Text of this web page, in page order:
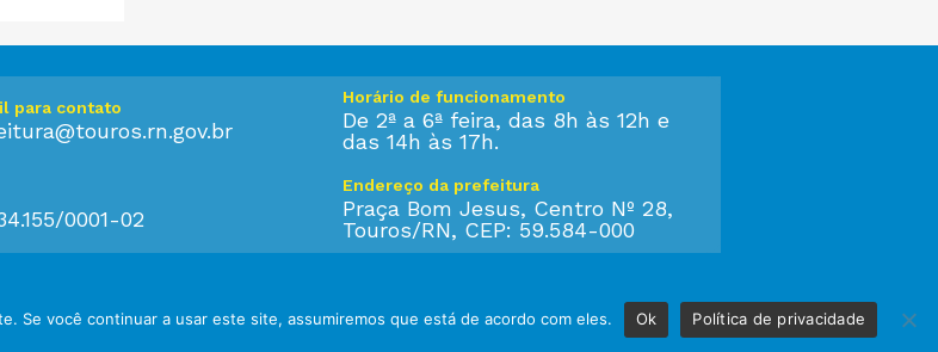
para contato
Horário de funcionamento
De 2ª a 6ª feira, das 8h às 12h e
das 14h às 17h.
0001-02
Endereço da prefeitura
Praça Bom Jesus, Centro Nº 28,
Touros/RN, CEP: 59.584-000
Se você continuar a usar este site, assumiremos que está de acordo com eles. Ok Política de privacidade